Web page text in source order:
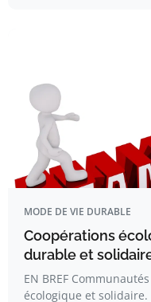
MODE DE VIE DURABLE
Coopérations
durable et
EN BREF
écologique et solidaire.